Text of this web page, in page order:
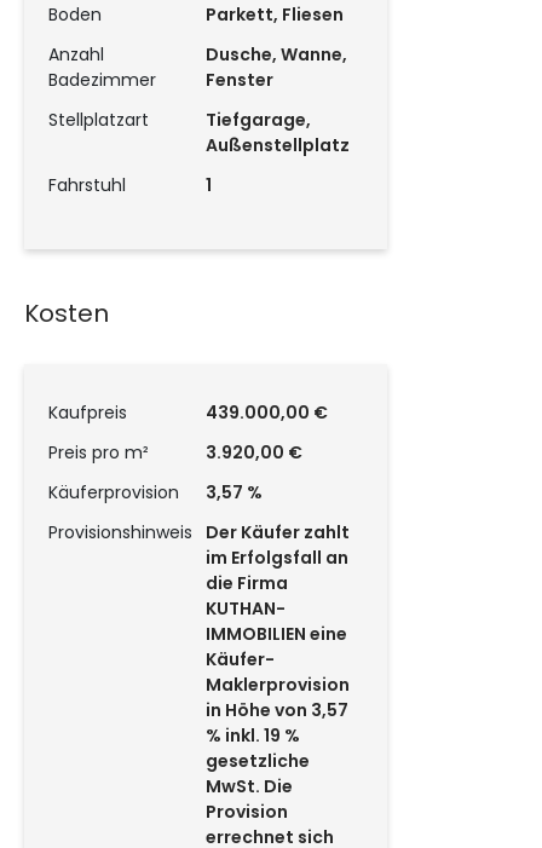
Boden
Parkett, Fliesen
Anzahl
Badezimmer
Dusche, Wanne,
Fenster
Stellplatzart
Tiefgarage,
Außenstellplatz
Fahrstuhl
1
Kosten
Kaufpreis
439.000,00 €
Preis pro m²
3.920,00 €
Käuferprovision
3,57 %
Provisionshinweis
Der Käufer zahlt
im Erfolgsfall an
die Firma
KUTHAN-
IMMOBILIEN eine
Käufer-
Maklerprovision
in Höhe von 3,57
% inkl. 19 %
gesetzliche
MwSt. Die
Provision
errechnet sich